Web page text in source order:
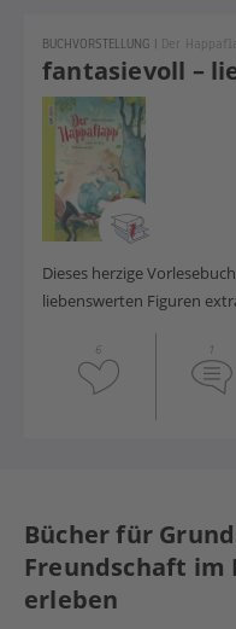
fantasievoll –
BUCHVORSTELLUNG | Der
Dieses herzige
liebenswerten Figuren
6 1
Bücher für
Freundschaft im
erleben